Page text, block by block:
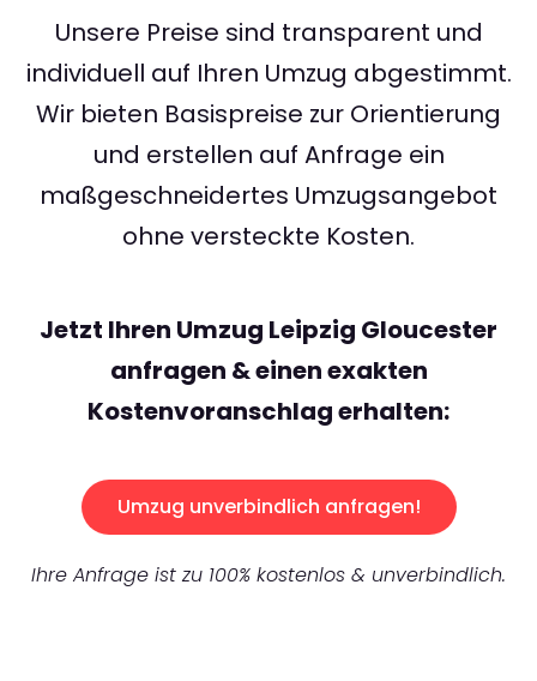
Unsere Preise sind transparent und
individuell auf Ihren Umzug abgestimmt.
Wir bieten Basispreise zur Orientierung
und erstellen auf Anfrage ein
maßgeschneidertes Umzugsangebot
ohne versteckte Kosten.
Jetzt Ihren Umzug Leipzig Gloucester
anfragen & einen exakten
Kostenvoranschlag erhalten:
Umzug unverbindlich anfragen!
Ihre Anfrage ist zu 100% kostenlos & unverbindlich.